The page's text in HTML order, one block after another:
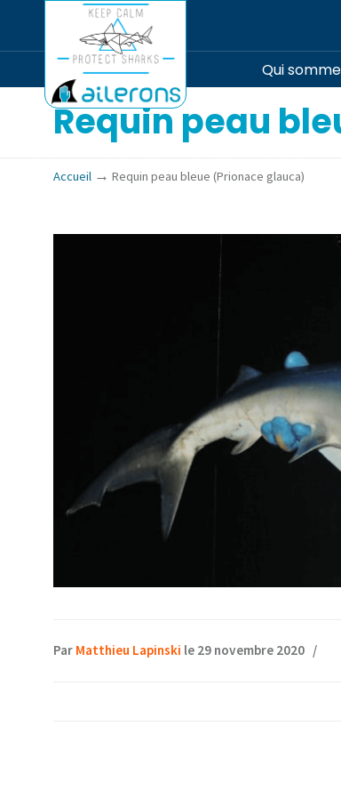
Qui
Requin peau
Accueil →Requin peau bleue (Prionace glauca)
Par Matthieu Lapinski le 29 novembre 2020 /